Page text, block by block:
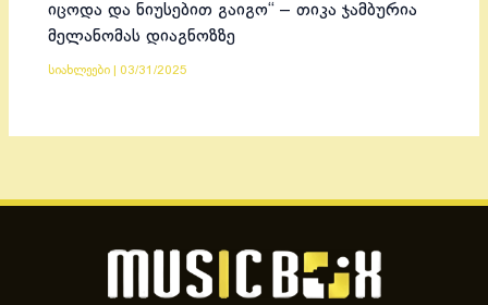
იცოდა და ნიუსებით გაიგო“ – თიკა ჯამბურია
მელანომას დიაგნოზზე
სიახლეები 03/31/2025